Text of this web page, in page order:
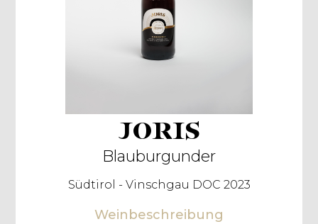
JORIS
Blauburgunder
Südtirol - Vinschgau DOC 2023
Weinbeschreibung